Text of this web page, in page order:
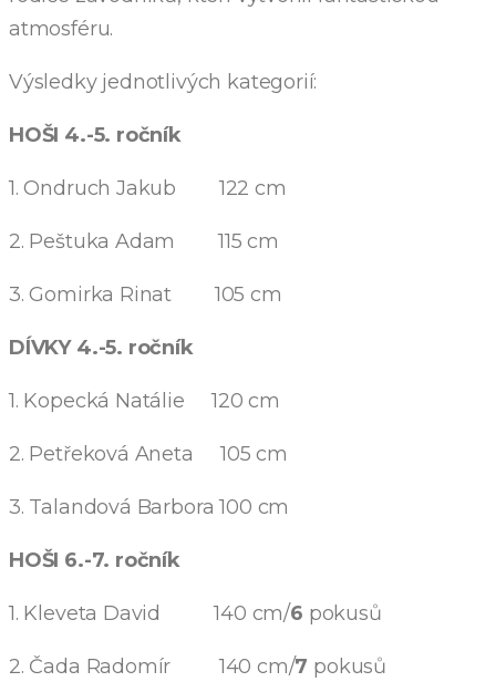
atmosféru.
Výsledky jednotlivých kategorií:
HOŠI 4.-5. ročník
1. Ondruch Jakub 122 cm
2. Peštuka Adam 115 cm
3. Gomirka Rinat 105 cm
DÍVKY 4.-5. ročník
1. Kopecká Natálie 120 cm
2. Petřeková Aneta 105 cm
3. Talandová Barbora 100 cm
HOŠI 6.-7. ročník
1. Kleveta David 140 cm/6 pokusů
2. Čada Radomír 140 cm/7 pokusů